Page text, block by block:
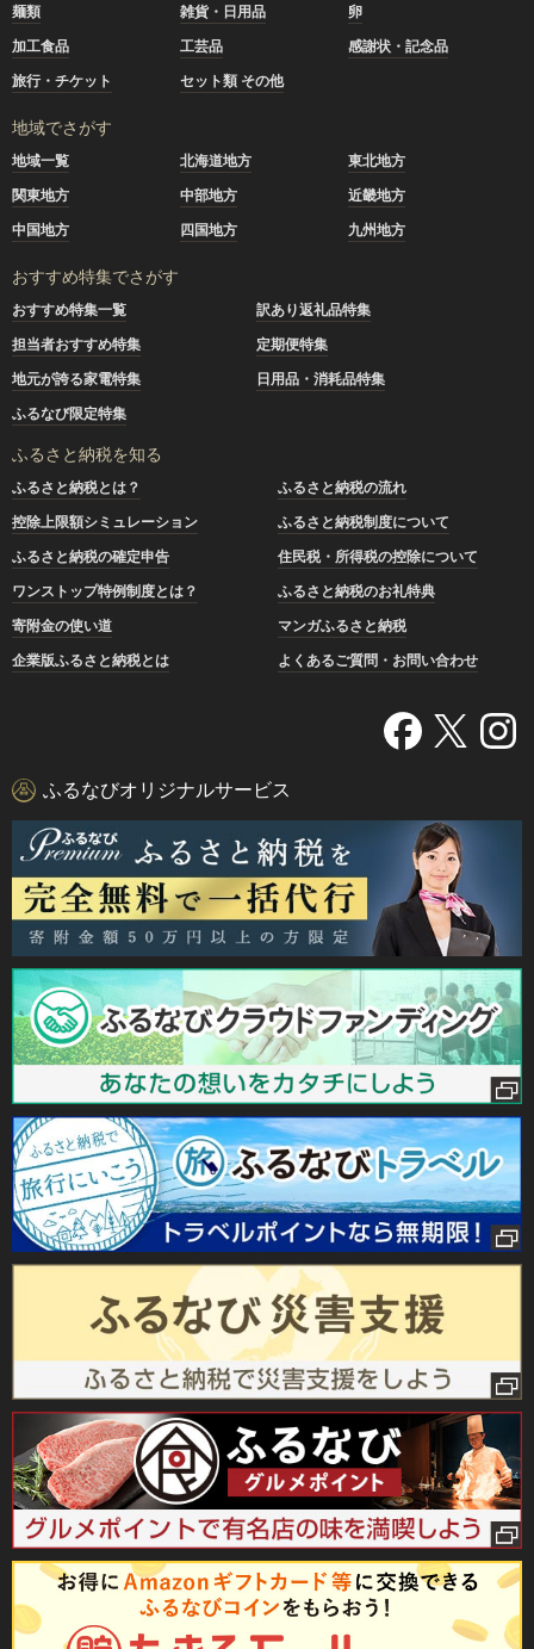
麺類
雑貨・日用品
卵
加工食品
工芸品
感謝状・記念品
旅行・チケット
セット類 その他
地域でさがす
地域一覧 北海道地方
東北地方
関東地方
中部地方
近畿地方
中国地方
四国地方 九州地方
おすすめ特集でさがす
おすすめ特集一覧
訳あり返礼品特集
担当者おすすめ特集
定期便特集
地元が誇る家電特集
日用品・消耗品特集
ふるなび限定特集
ふるさと納税を知る
ふるさと納税とは？
ふるさと納税の流れ
控除上限額シミュレーション
ふるさと納税制度について
ふるさと納税の確定申告
住民税・所得税の控除について
ワンストップ特例制度とは？
ふるさと納税のお礼特典
寄附金の使い道
マンガふるさと納税
企業版ふるさと納税とは
よくあるご質問・お問い合わせ
ふるなびオリジナルサービス